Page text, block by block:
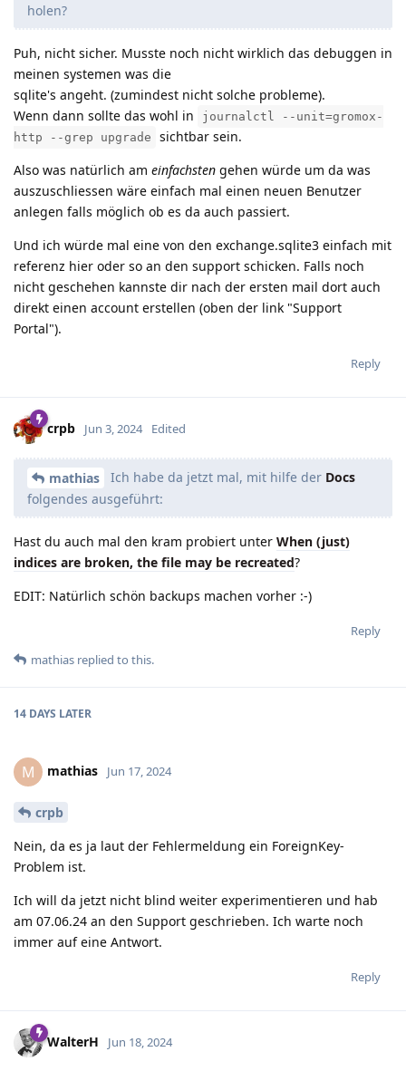
holen?
Puh, nicht sicher. Musste noch nicht wirklich das debuggen in
meinen systemen was die
sqlite's angeht. (zumindest nicht solche probleme).
Wenn dann sollte das wohl in
journalctl --unit=gromox-
http --grep upgrade
sichtbar sein.
Also was natürlich am einfachsten gehen würde um da was
auszuschliessen wäre einfach mal einen neuen Benutzer
anlegen falls möglich ob es da auch passiert.
Und ich würde mal eine von den exchange.sqlite3 einfach mit
referenz hier oder so an den support schicken. Falls noch
nicht geschehen kannste dir nach der ersten mail dort auch
direkt einen account erstellen (oben der link "Support
Portal").
Reply
crpb Jun 3, 2024 Edited
mathias Ich habe da jetzt mal, mit hilfe der Docs
folgendes ausgeführt:
Hast du auch mal den kram probiert unter When (just)
indices are broken, the file may be recreated?
EDIT: Natürlich schön backups machen vorher :-)
Reply
mathias replied to this.
14 DAYS LATER
M mathias Jun 17, 2024
crpb
Nein, da es ja laut der Fehlermeldung ein ForeignKey-
Problem ist.
Ich will da jetzt nicht blind weiter experimentieren und hab
am 07.06.24 an den Support geschrieben. Ich warte noch
immer auf eine Antwort.
Reply
WalterH Jun 18, 2024